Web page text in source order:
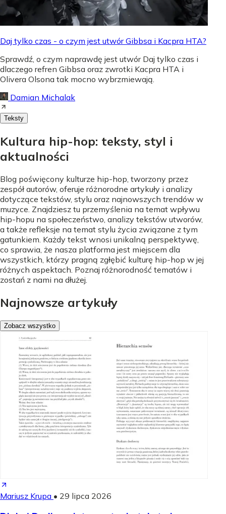
Daj tylko czas - o czym jest utwór Gibbsa i Kacpra HTA?
Sprawdź, o czym naprawdę jest utwór Daj tylko czas i
dlaczego refren Gibbsa oraz zwrotki Kacpra HTA i
Olivera Olsona tak mocno wybrzmiewają.
Damian Michalak
Teksty
Kultura hip-hop: teksty, styl i
aktualności
Blog poświęcony kulturze hip-hop, tworzony przez
zespół autorów, oferuje różnorodne artykuły i analizy
dotyczące tekstów, stylu oraz najnowszych trendów w
muzyce. Znajdziesz tu przemyślenia na temat wpływu
hip-hopu na społeczeństwo, analizy tekstów utworów,
a także refleksje na temat stylu życia związane z tym
gatunkiem. Każdy tekst wnosi unikalną perspektywę,
co sprawia, że nasza platforma jest miejscem dla
wszystkich, którzy pragną zgłębić kulturę hip-hop w jej
różnych aspektach. Poznaj różnorodność tematów i
zostań z nami na dłużej.
Najnowsze artykuły
Zobacz wszystko
Mariusz Krupa • 29 lipca 2026